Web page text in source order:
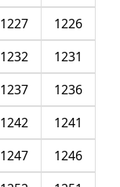
1226
1227
1231
1232
1236
1237
1241
1242
1246
1247